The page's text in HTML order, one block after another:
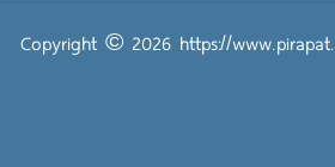
Copyright © 2026 https://